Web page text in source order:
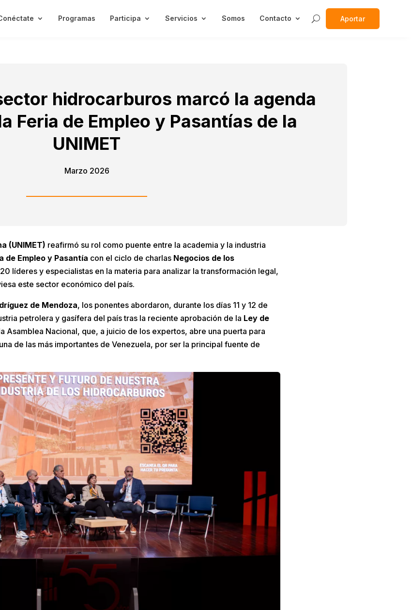
Programas Participa Servicios Somos Contacto Aportar
hidrocarburos marcó la agenda
Feria de Empleo y Pasantías de la
UNIMET
Marzo 2026
(UNIMET) reafirmó su rol como puente entre la academia y la industria
de Empleo y Pasantía con el ciclo de charlas Negocios de los
líderes y especialistas en la materia para analizar la transformación legal,
este sector económico del país.
de Mendoza, los ponentes abordaron, durante los días 11 y 12 de
petrolera y gasífera del país tras la reciente aprobación de la Ley de
Asamblea Nacional, que, a juicio de los expertos, abre una puerta para
de las más importantes de Venezuela, por ser la principal fuente de